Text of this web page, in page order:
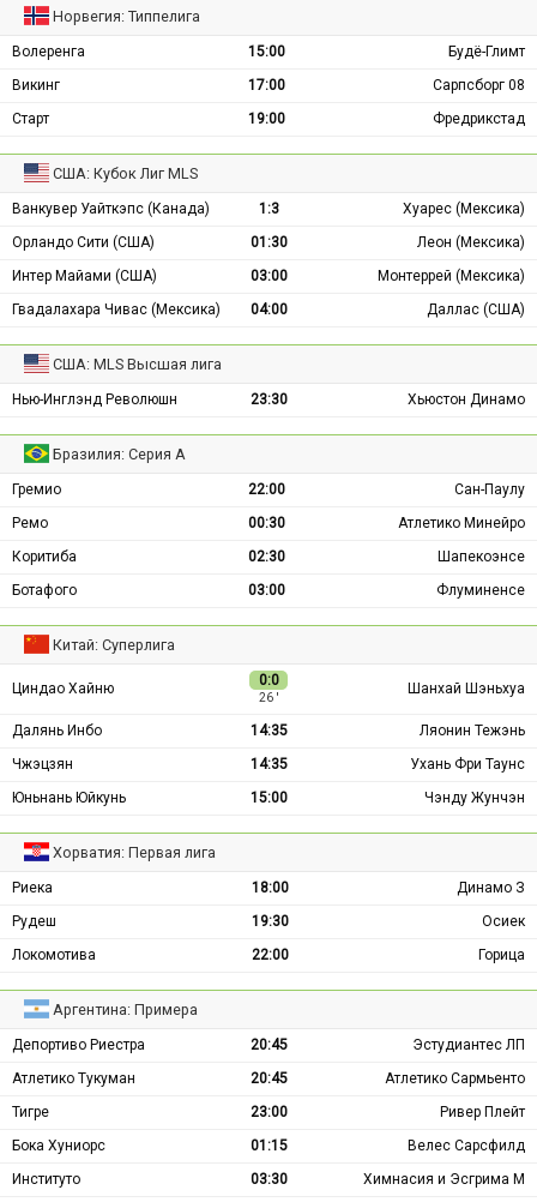
Норвегия: Типпелига
Волеренга 15:00
Будё-Глимт
Викинг
17:00
Сарпсборг 08
Старт
19:00 Фредрикстад
США: Кубок Лиг MLS
Ванкувер Уайткэпс (Канада) 1:3
Хуарес (Мексика)
Орландо Сити (США)
01:30
Леон (Мексика)
Интер Майами (США)
03:00
Монтеррей (Мексика)
Гвадалахара Чивас (Мексика)
04:00 Даллас (США)
США: MLS Высшая лига
Нью-Инглэнд Революшн 23:30 Хьюстон Динамо
Бразилия: Серия А
Гремио 22:00
Сан-Паулу
Ремо
00:30
Атлетико Минейро
Коритиба
02:30
Шапекоэнсе
Ботафого
03:00 Флуминенсе
Китай: Суперлига
Циндао Хайню 0:0
26 ′
Шанхай Шэньхуа
Далянь Инбо 14:35
Ляонин Тежэнь
Чжэцзян
14:35
Ухань Фри Таунс
Юньнань Юйкунь
15:00 Чэнду Жунчэн
Хорватия: Первая лига
Риека 18:00
Динамо З
Рудеш
19:30
Осиек
Локомотива
22:00 Горица
Аргентина: Примера
Депортиво Риестра 20:45
Эстудиантес ЛП
Атлетико Тукуман
20:45
Атлетико Сармьенто
Тигре
23:00
Ривер Плейт
Бока Хуниорс
01:15
Велес Сарсфилд
Институто
03:30
Химнасия и Эсгрима М